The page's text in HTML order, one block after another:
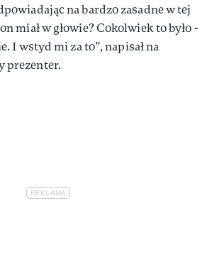
na bardzo zasadne w tej
miał w głowie? Cokolwiek to było -
I wstyd mi za to”, napisał na
prezenter.